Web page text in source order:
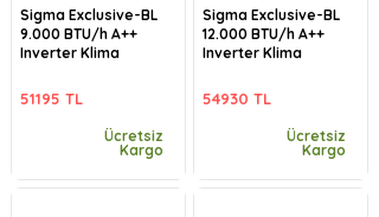
Sigma Exclusive-BL
9.000 BTU/h A++
Inverter Klima
51195 TL
Ücretsiz
Kargo
Sigma Exclusive-BL
12.000 BTU/h A++
Inverter Klima
54930 TL
Ücretsiz
Kargo